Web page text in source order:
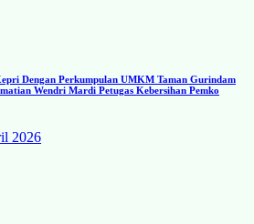
Dengan Perkumpulan UMKM Taman Gurindam
Wendri Mardi Petugas Kebersihan Pemko
2026